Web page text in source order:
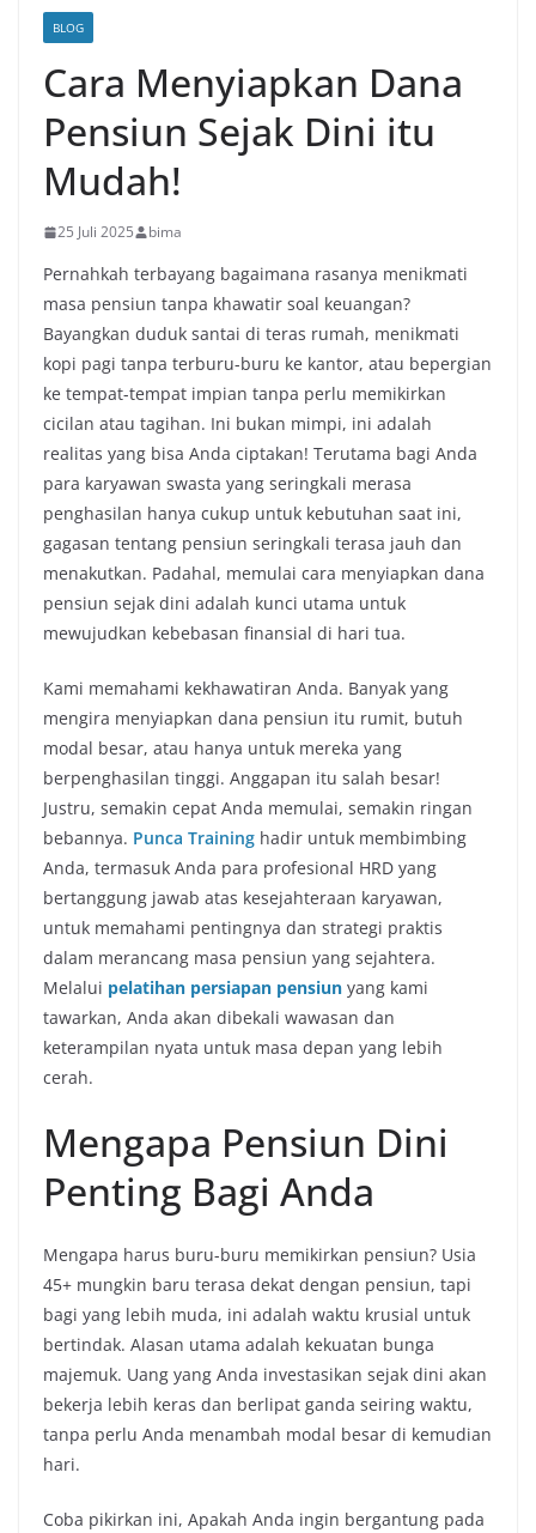
BLOG
Cara Menyiapkan Dana
Pensiun Sejak Dini itu
Mudah!
25 Juli 2025 bima
Pernahkah terbayang bagaimana rasanya menikmati
masa pensiun tanpa khawatir soal keuangan?
Bayangkan duduk santai di teras rumah, menikmati
kopi pagi tanpa terburu-buru ke kantor, atau bepergian
ke tempat-tempat impian tanpa perlu memikirkan
cicilan atau tagihan. Ini bukan mimpi, ini adalah
realitas yang bisa Anda ciptakan! Terutama bagi Anda
para karyawan swasta yang seringkali merasa
penghasilan hanya cukup untuk kebutuhan saat ini,
gagasan tentang pensiun seringkali terasa jauh dan
menakutkan. Padahal, memulai cara menyiapkan dana
pensiun sejak dini adalah kunci utama untuk
mewujudkan kebebasan finansial di hari tua.
Kami memahami kekhawatiran Anda. Banyak yang
mengira menyiapkan dana pensiun itu rumit, butuh
modal besar, atau hanya untuk mereka yang
berpenghasilan tinggi. Anggapan itu salah besar!
Justru, semakin cepat Anda memulai, semakin ringan
bebannya. Punca Training hadir untuk membimbing
Anda, termasuk Anda para profesional HRD yang
bertanggung jawab atas kesejahteraan karyawan,
untuk memahami pentingnya dan strategi praktis
dalam merancang masa pensiun yang sejahtera.
Melalui pelatihan persiapan pensiun yang kami
tawarkan, Anda akan dibekali wawasan dan
keterampilan nyata untuk masa depan yang lebih
cerah.
Mengapa Pensiun Dini
Penting Bagi Anda
Mengapa harus buru-buru memikirkan pensiun? Usia
45+ mungkin baru terasa dekat dengan pensiun, tapi
bagi yang lebih muda, ini adalah waktu krusial untuk
bertindak. Alasan utama adalah kekuatan bunga
majemuk. Uang yang Anda investasikan sejak dini akan
bekerja lebih keras dan berlipat ganda seiring waktu,
tanpa perlu Anda menambah modal besar di kemudian
hari.
Coba pikirkan ini, Apakah Anda ingin bergantung pada